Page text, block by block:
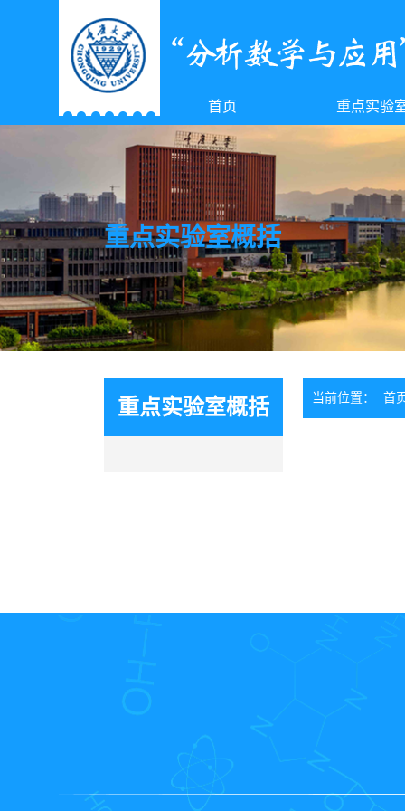
首页 重点实验
重点实验室概括
重点实验室概括 当前位置： 首